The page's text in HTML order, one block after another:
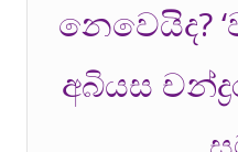
නෙවෙයිද?
අබියස